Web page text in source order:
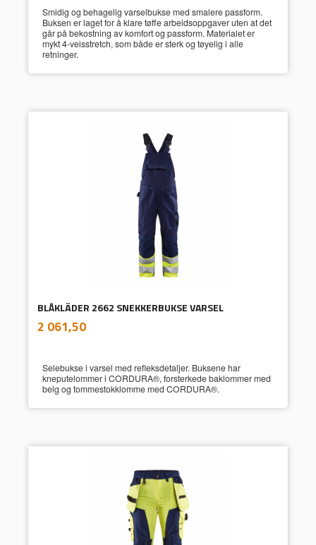
Smidig og behagelig varselbukse med smalere passform.
Buksen er laget for å klare tøffe arbeidsoppgaver uten at det
går på bekostning av komfort og passform. Materialet er
mykt 4-veisstretch, som både er sterk og tøyelig i alle
retninger.
BLÅKLÄDER 2662 SNEKKERBUKSE VARSEL
Pris
2 061,50mva.
Selebukse i varsel med refleksdetaljer. Buksene har
kneputelommer i CORDURA®, forsterkede baklommer med
belg og tommestokklomme med CORDURA®.